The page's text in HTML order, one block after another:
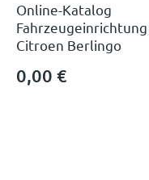
Online-Katalog
Citroen Berlingo
0,00 €